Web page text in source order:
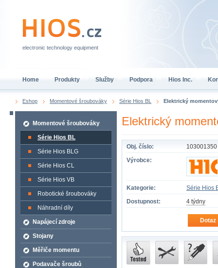
Eshop Momentové šroubováky Série Hios BL Elektrický
Elektrický
Obj. číslo:
103001350
Výrobce:
Kategorie:
Série Hios
Dostupnost:
4 týdny
Dotaz
Momentové šroubováky
Série Hios BL
Série Hios BLG
Série Hios CL
Série Hios VB
Robotické šroubováky
Náhradní díly
Napájecí zdroje
Stojany
Měřiče momentu
Podavače šroubů
electronic technology equipment
Home Produkty Služby Podpora Hios Inc.